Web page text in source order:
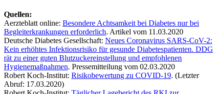
Quellen:
Aerzteblatt online: Besondere Achtsamkeit bei Diabetes nur bei
Begleiterkrankungen erforderlich. Artikel vom 11.03.2020
Deutsche Diabetes Gesellschaft: Neues Coronavirus SARS-CoV-2:
Kein erhöhtes Infektionsrisiko für gesunde Diabetespatienten. DDG
rät zu einer guten Blutzuckereinstellung und empfohlenen
Hygienemaßnahmen. Pressemitteilung vom 02.03.2020
Robert Koch-Institut: Risikobewertung zu COVID-19. (Letzter
Abruf: 17.03.2020)